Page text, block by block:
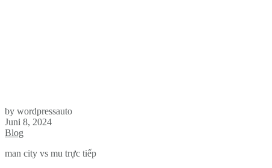
by wordpressauto
Juni 8, 2024
Blog
man city vs mu trực tiếp